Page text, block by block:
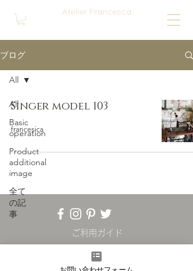
Atelier Francesca
ブログ
All
Basic
operation
Product
additional
image
全て
の記
事
All
Singer model 103
francesica
ご利用ガイド
Online Store
プライバシーポリシー
お問い合わせフォーム